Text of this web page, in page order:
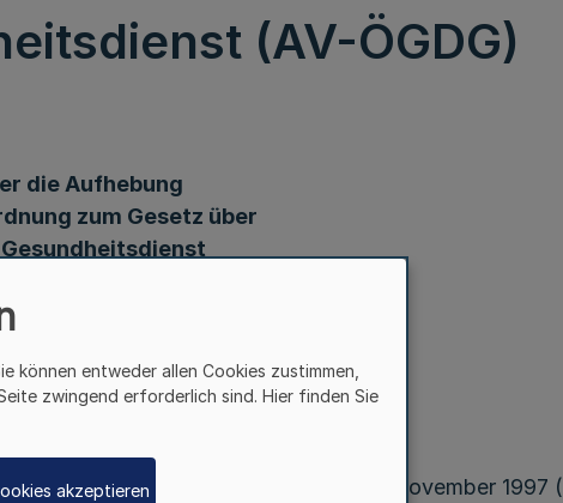
(AV-ÖGDG)
die Aufhebung
zum Gesetz über
2006
Gesundheitsdienst (ÖGDG) vom 25. November 1997 (
können entweder allen Cookies zustimmen,
zwingend erforderlich sind. Hier finden Sie
akzeptieren